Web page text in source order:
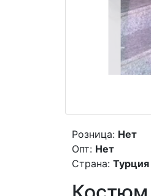
Розница: Нет
Опт: Нет
Страна: Турция